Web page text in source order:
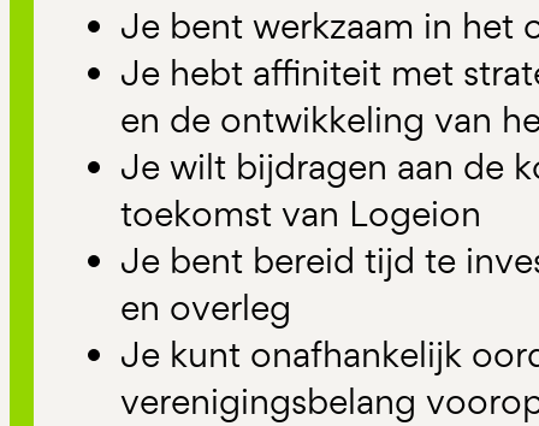
Je bent werkzaam in het
Je hebt affiniteit met
en de ontwikkeling van
Je wilt bijdragen aan de
toekomst van Logeion
Je bent bereid tijd te
en overleg
Je kunt onafhankelijk
verenigingsbelang